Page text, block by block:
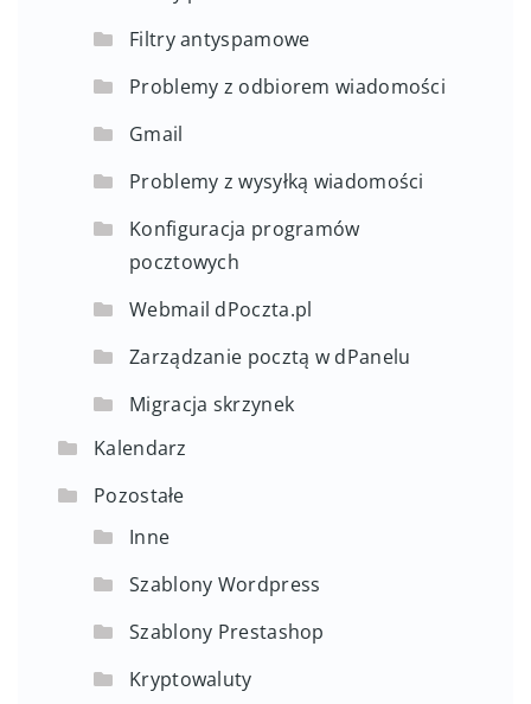
Filtry antyspamowe
Problemy z odbiorem wiadomości
Gmail
Problemy z wysyłką wiadomości
Konfiguracja programów
pocztowych
Webmail dPoczta.pl
Zarządzanie pocztą w dPanelu
Migracja skrzynek
Kalendarz
Pozostałe
Inne
Szablony Wordpress
Szablony Prestashop
Kryptowaluty